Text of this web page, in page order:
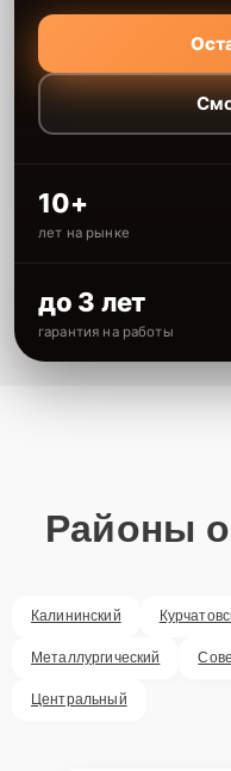
10+
лет на рынке
до 3 лет
гарантия на работы
Районы
Калининский
Металлургический
Центральный